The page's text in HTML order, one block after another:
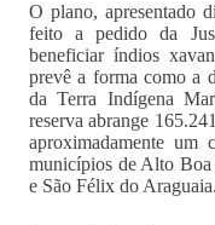
O plano, apresentado
feito a pedido da
beneficiar índios
prevê a forma como a
da Terra Indígena
reserva abrange
aproximadamente um
municípios de Alto Boa
e São Félix do Araguaia.